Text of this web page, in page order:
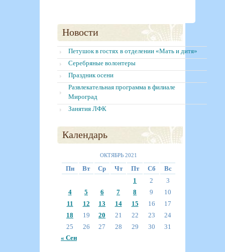
Новости
Петушок в гостях в отделении «Мать и дитя»
Серебряные волонтеры
Праздник осени
Развлекательная программа в филиале
Мироград
Занятия ЛФК
Календарь
ОКТЯБРЬ 2021
Пн Вт Ср Чт Пт Сб
Вс
1
2
3
4
5 6 7 8 9
10
11
12 13 14 15 16
17
18
19 20 21 22 23
24
25
26 27 28 29 30
31
« Сен